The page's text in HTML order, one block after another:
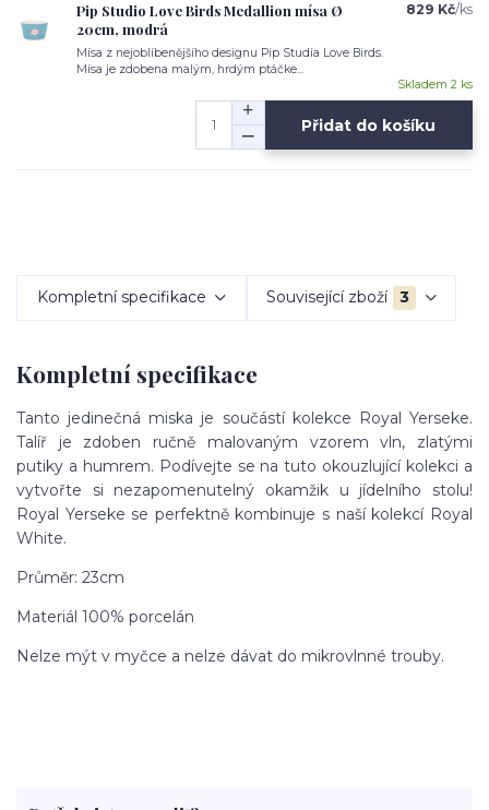
Pip Studio Love Birds Medallion mísa Ø
20cm, modrá
Mísa z nejoblíbenějšího designu Pip Studia Love Birds.
Mísa je zdobena malým, hrdým ptáčke...
829 Kč/ks
Skladem 2 ks
Přidat do košíku
Kompletní specifikace Související zboží 3
Kompletní specifikace
Tanto jedinečná miska je součástí kolekce Royal Yerseke.
Talíř je zdoben ručně malovaným vzorem vln, zlatými
putiky a humrem. Podívejte se na tuto okouzlující kolekci a
vytvořte si nezapomenutelný okamžik u jídelního stolu!
Royal Yerseke se perfektně kombinuje s naší kolekcí Royal
White.
Průměr: 23cm
Materiál 100% porcelán
Nelze mýt v myčce a nelze dávat do mikrovlnné trouby.